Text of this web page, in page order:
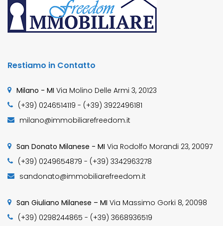
Restiamo in Contatto
Milano - MI Via Molino Delle Armi 3, 20123
(+39) 0246514119 - (+39) 3922496181
milano@immobiliarefreedom.it
San Donato Milanese - MI Via Rodolfo Morandi 23, 20097
(+39) 0249654879 - (+39) 3342963278
sandonato@immobiliarefreedom.it
San Giuliano Milanese – MI Via Massimo Gorki 8, 20098
(+39) 0298244865 - (+39) 3668936519